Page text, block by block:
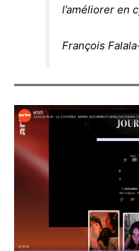
l’améliorer en
François